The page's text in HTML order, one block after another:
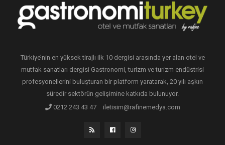
Türkiye’nin en yüksek tirajlı ilk 10 dergisi arasında yer alan otel ve
mutfak sanatları dergisi Gastronomi, turizm ve turizm endüstrisi
profesyonellerini buluşturan bir platform yaratarak, 20 yılı aşkın
süredir sektörün gelişimine katkıda bulunuyor.
0212 243 43 47
iletisim@rafinemedya.com